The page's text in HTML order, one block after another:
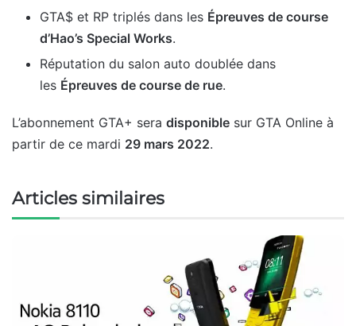
GTA$ et RP triplés dans les Épreuves de course
d’Hao’s Special Works.
Réputation du salon auto doublée dans
les Épreuves de course de rue.
L’abonnement GTA+ sera disponible sur GTA Online à
partir de ce mardi 29 mars 2022.
Articles similaires